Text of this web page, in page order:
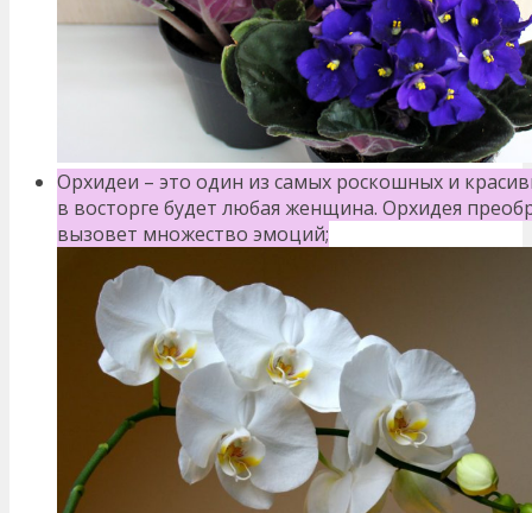
Орхидеи – это один из самых роскошных и
в восторге будет любая женщина. Орхидея
вызовет множество эмоций;